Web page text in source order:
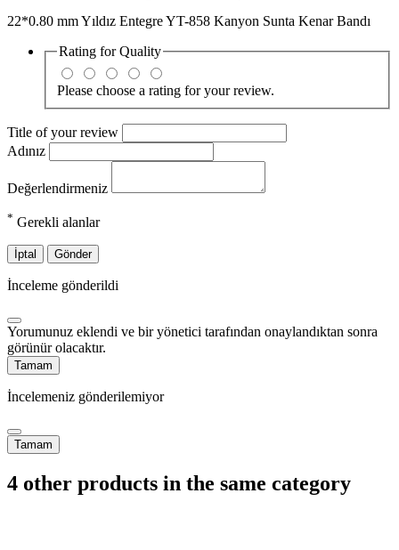
22*0.80 mm Yıldız Entegre YT-858 Kanyon Sunta Kenar Bandı
Rating forQuality
Please choose a rating for your review.
Title of your review
Adınız
Değerlendirmeniz
* Gerekli alanlar
İptal Gönder
İnceleme gönderildi
Yorumunuz eklendi ve bir yönetici tarafından onaylandıktan sonra
görünür olacaktır.
Tamam
İncelemeniz gönderilemiyor
Tamam
4 other products in the same category